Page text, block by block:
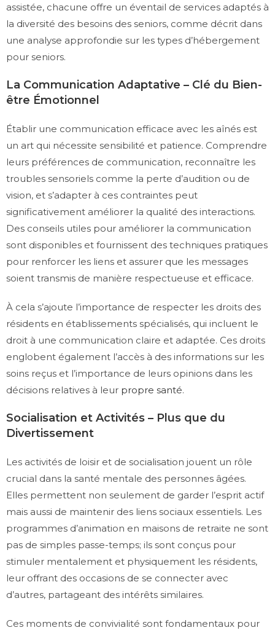
assistée, chacune offre un éventail de services adaptés à
la diversité des besoins des seniors, comme décrit dans
une analyse approfondie sur les types d’hébergement
pour seniors.
La Communication Adaptative – Clé du Bien-
être Émotionnel
Établir une communication efficace avec les aînés est
un art qui nécessite sensibilité et patience. Comprendre
leurs préférences de communication, reconnaître les
troubles sensoriels comme la perte d’audition ou de
vision, et s’adapter à ces contraintes peut
significativement améliorer la qualité des interactions.
Des conseils utiles pour améliorer la communication
sont disponibles et fournissent des techniques pratiques
pour renforcer les liens et assurer que les messages
soient transmis de manière respectueuse et efficace.
À cela s’ajoute l’importance de respecter les droits des
résidents en établissements spécialisés, qui incluent le
droit à une communication claire et adaptée. Ces droits
englobent également l’accès à des informations sur les
soins reçus et l’importance de leurs opinions dans les
décisions relatives à leur propre santé.
Socialisation et Activités – Plus que du
Divertissement
Les activités de loisir et de socialisation jouent un rôle
crucial dans la santé mentale des personnes âgées.
Elles permettent non seulement de garder l’esprit actif
mais aussi de maintenir des liens sociaux essentiels. Les
programmes d’animation en maisons de retraite ne sont
pas de simples passe-temps; ils sont conçus pour
stimuler mentalement et physiquement les résidents,
leur offrant des occasions de se connecter avec
d’autres, partageant des intérêts similaires.
Ces moments de convivialité sont fondamentaux pour